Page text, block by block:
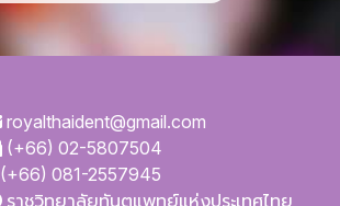
royalthaident@gmail.com
(+66) 02-5807504
(+66) 081-2557945
ราชวิทยาลัยทันตแพทย์แห่งประเทศไทย